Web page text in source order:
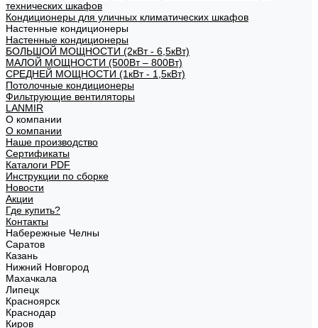
технических шкафов
Кондиционеры для уличных климатических шкафов
Настенные кондиционеры
Настенные кондиционеры
БОЛЬШОЙ МОЩНОСТИ (2кВт - 6,5кВт)
МАЛОЙ МОЩНОСТИ (500Вт – 800Вт)
СРЕДНЕЙ МОЩНОСТИ (1кВт - 1,5кВт)
Потолочные кондиционеры
Фильтрующие вентиляторы
LANMIR
О компании
О компании
Наше производство
Сертификаты
Каталоги PDF
Инструкции по сборке
Новости
Акции
Где купить?
Контакты
Набережные Челны
Саратов
Казань
Нижний Новгород
Махачкала
Липецк
Красноярск
Краснодар
Киров